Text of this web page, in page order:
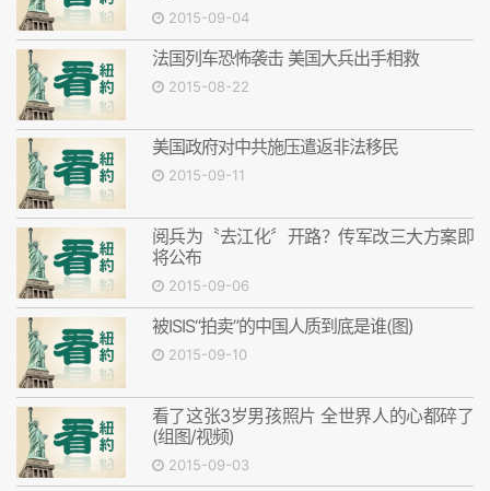
2015-09-04
法国列车恐怖袭击 美国大兵出手相救
2015-08-22
美国政府对中共施压遣返非法移民
2015-09-11
阅兵为〝去江化〞开路？传军改三大方案即
将公布
2015-09-06
被ISIS“拍卖”的中国人质到底是谁(图)
2015-09-10
看了这张3岁男孩照片 全世界人的心都碎了
(组图/视频)
2015-09-03